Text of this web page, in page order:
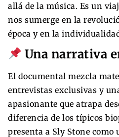
allá de la música. Es un
nos sumerge en la
época y en la
Una narrativa
El documental mezcla
entrevistas exclusivas y
apasionante que atrapa
diferencia de los típicos
presenta a Sly Stone como